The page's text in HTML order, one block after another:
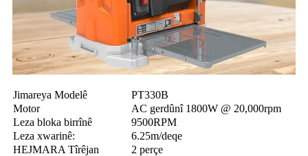
Jimareya Modelê
PT330B
Motor
AC gerdûnî 1800W @ 20,000rpm
Leza bloka birrînê
9500RPM
Leza xwarinê:
6.25m/deqe
HEJMARA Tîrêjan
2 perçe